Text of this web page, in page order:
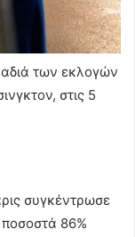
των εκλογών
στις 5
συγκέντρωσε
86%